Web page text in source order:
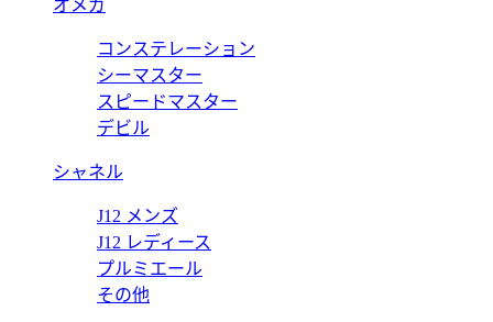
IPHONE 8 フォリオ（7にも対応） M61906
11500 円
オメガ
コンステレーション
シーマスター
スピードマスター
デビル
シャネル
J12 メンズ
J12 レディース
プルミエール
その他